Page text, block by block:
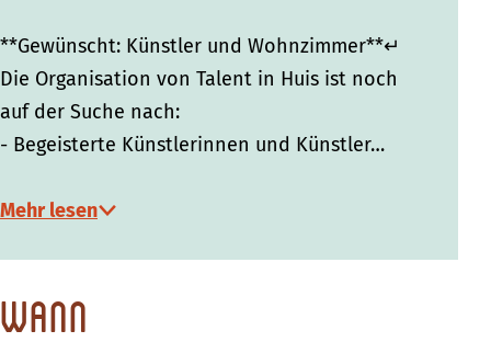
**Gewünscht: Künstler und Wohnzimmer**↵
Die Organisation von Talent in Huis ist noch
auf der Suche nach:
- Begeisterte Künstlerinnen und Künstler…
Mehr lesen
Wann